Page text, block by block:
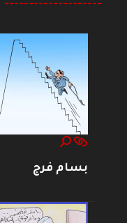
--------------------
بسام فرج